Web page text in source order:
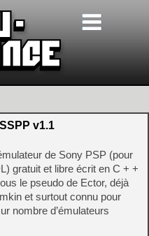
v1.1
de Sony PSP (pour
gratuit et libre écrit en C + +
le pseudo de Ector, déjà
et surtout connu pour
nombre d’émulateurs